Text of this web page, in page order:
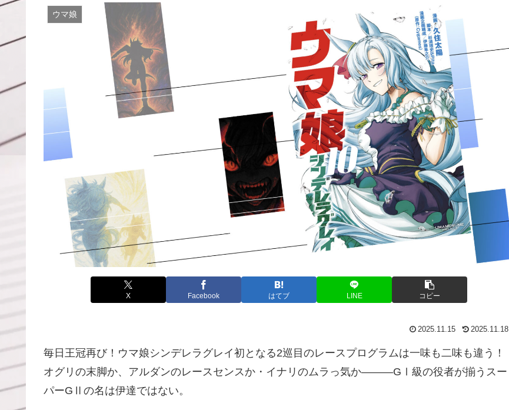
ウマ娘
X Facebook はてブ LINE コピー
2025.11.15 2025.11.18
毎日王冠再び！ウマ娘シンデレラグレイ初となる2巡目のレースプログラムは一味も二味も違う！
オグリの末脚か、アルダンのレースセンスか・イナリのムラっ気か―――GⅠ級の役者が揃うスー
パーGⅡの名は伊達ではない。